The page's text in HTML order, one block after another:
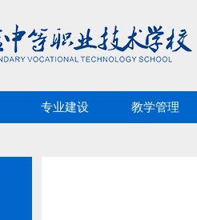
专业建设 教学管理